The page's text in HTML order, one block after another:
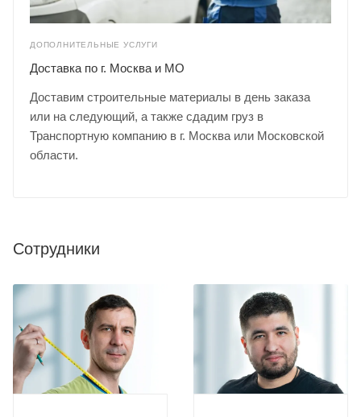
ДОПОЛНИТЕЛЬНЫЕ УСЛУГИ
Доставка по г. Москва и МО
Доставим строительные материалы в день заказа
или на следующий, а также сдадим груз в
Транспортную компанию в г. Москва или Московской
области.
Сотрудники